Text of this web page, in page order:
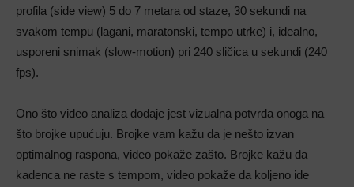
profila (side view) 5 do 7 metara od staze, 30 sekundi na
svakom tempu (lagani, maratonski, tempo utrke) i, idealno,
usporeni snimak (slow-motion) pri 240 sličica u sekundi (240
fps).
Ono što video analiza dodaje jest vizualna potvrda onoga na
što brojke upućuju. Brojke vam kažu da je nešto izvan
optimalnog raspona, video pokaže zašto. Brojke kažu da
kadenca ne raste s tempom, video pokaže da koljeno ide